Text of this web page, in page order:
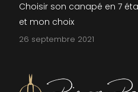
Choisir son canapé en 7
et mon choix
26 septembre 2021